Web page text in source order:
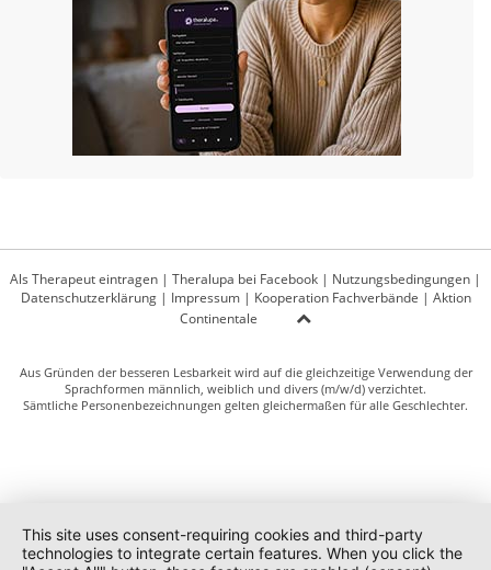
Als Therapeut eintragen | Theralupa bei Facebook | Nutzungsbedingungen |
Datenschutzerklärung| Impressum| Kooperation Fachverbände | Aktion
Continentale
Aus Gründen der besseren Lesbarkeit wird auf die gleichzeitige Verwendung der
Sprachformen männlich, weiblich und divers (m/w/d) verzichtet.
Sämtliche Personenbezeichnungen gelten gleichermaßen für alle Geschlechter.
This site uses consent-requiring cookies and third-party
technologies to integrate certain features. When you click the